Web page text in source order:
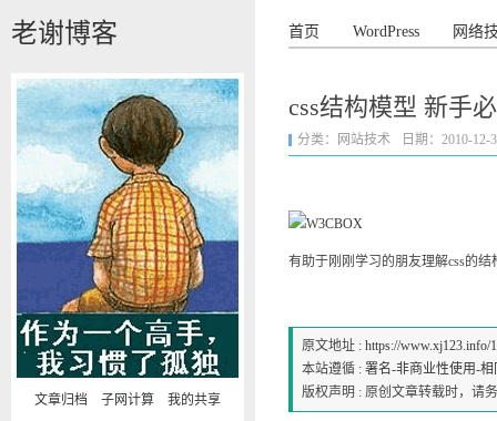
老谢博客 首页 WordPress 网络
css结构模型 新手
分类： 网站技术 日期：2010-12-
有助于刚刚学习的朋友理解css的结
原文地址 :https://www.xj123.info/
本站遵循 :署名-非商业性使用-相
版权声明 : 原创文章转载时，请
文章归档 子网计算 我的共享